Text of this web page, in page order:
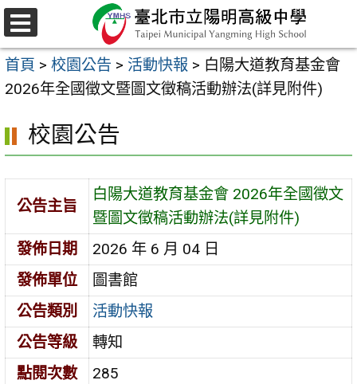
跳
至
主
要
容
區
選
單
首頁 > 校園公告 > 活動快報 > 白陽大道教育基金會
2026年全國徵文暨圖文徵稿活動辦法(詳見附件)
校園公告
公告主旨
白陽大道教育基金會 2026年全國徵文
暨圖文徵稿活動辦法(詳見附件)
發佈日期
2026 年 6 月 04 日
發佈單位
圖書館
公告類別
活動快報
公告等級
轉知
點閱次數
285